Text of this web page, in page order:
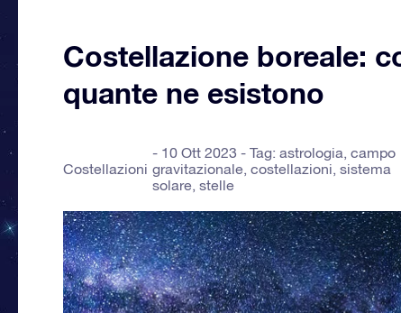
Costellazione boreale:
quante ne esistono
Costellazioni
10 Ott 2023 - Tag: astrologia, campo
gravitazionale, costellazioni, sistema
solare, stelle